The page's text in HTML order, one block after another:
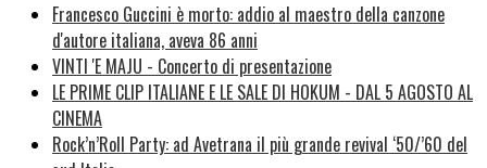
Francesco Guccini è morto: addio al maestro della canzone
d'autore italiana, aveva 86 anni
VINTI 'E MAJU - Concerto di presentazione
LE PRIME CLIP ITALIANE E LE SALE DI HOKUM - DAL 5 AGOSTO AL
CINEMA
Rock’n’Roll Party: ad Avetrana il più grande revival ‘50/’60 del